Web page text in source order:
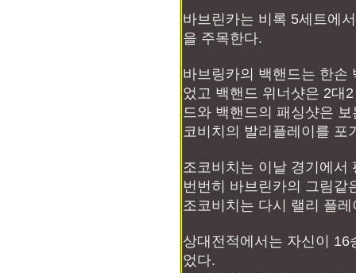
바브린카는 비록 5세트에
을 주목한다.
바브링카의 백핸드는 한손
었고 백핸드 위너샷은 2대
드와 백핸드의 패싱샷은
코비치의 발리플레이를 포
조코비치는 이날 경기에서
번번히 바브린카의 그림같
조코비치는 다시 랠리 플
상대전적에서는 자신이
었다.